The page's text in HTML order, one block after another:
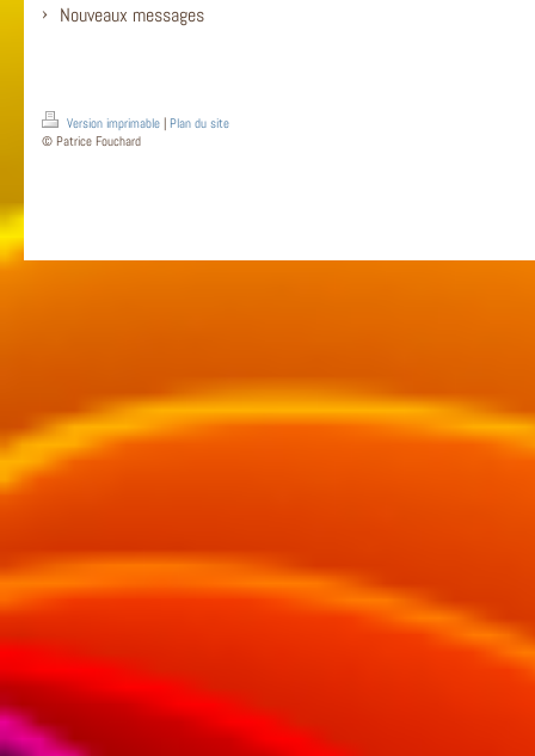
Nouveaux messages
Version imprimable | Plan du site
© Patrice Fouchard